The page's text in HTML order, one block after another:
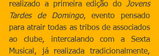
realizado a primeira edição do Jovens
Tardes de Domingo, evento pensado
para atrair todas as tribos de associados
ao clube, intercalando com a Sexta
Musical, já realizada tradicionalmente,